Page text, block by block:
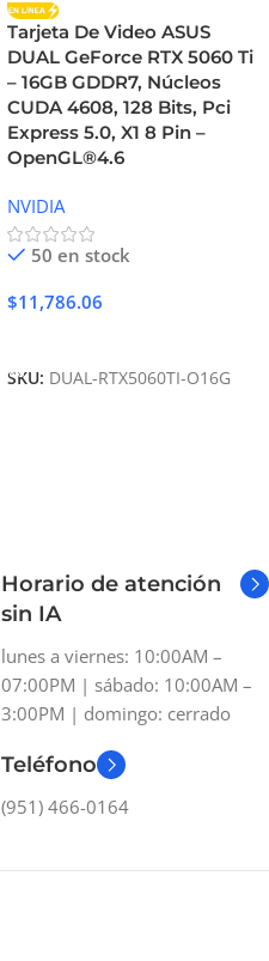
Tarjeta De Video ASUS
DUAL GeForce RTX 5060 Ti
– 16GB GDDR7, Núcleos
CUDA 4608, 128 Bits, Pci
Express 5.0, X1 8 Pin –
OpenGL®4.6
NVIDIA
50 en stock
$11,786.06
SKU: DUAL-RTX5060TI-O16G
Horario de atención
sin IA
lunes a viernes: 10:00AM –
07:00PM | sábado: 10:00AM –
3:00PM | domingo: cerrado
Teléfono
(951) 466-0164